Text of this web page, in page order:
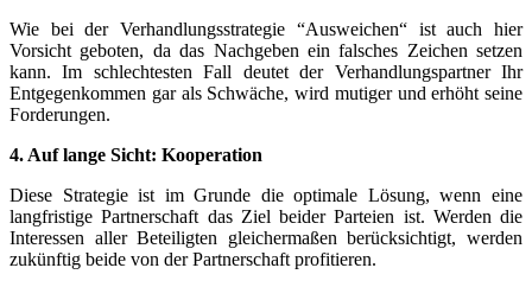
Wie bei der Verhandlungsstrategie “Ausweichen“ ist auch hier
Vorsicht geboten, da das Nachgeben ein falsches Zeichen setzen
kann. Im schlechtesten Fall deutet der Verhandlungspartner Ihr
Entgegenkommen gar als Schwäche, wird mutiger und erhöht seine
Forderungen.
4. Auf lange Sicht: Kooperation
Diese Strategie ist im Grunde die optimale Lösung, wenn eine
langfristige Partnerschaft das Ziel beider Parteien ist. Werden die
Interessen aller Beteiligten gleichermaßen berücksichtigt, werden
zukünftig beide von der Partnerschaft profitieren.